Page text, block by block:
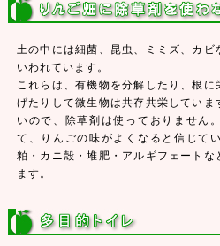
土の中には細菌、昆虫、ミミズ、カビ
いわれています。
これらは、有機物を分解したり、根
げたりして微生物は共存共栄してい
いので、除草剤は使っておりません
て、りんごの味がよくなると信じて
粕・カニ殻・堆肥・アルギフェート
ます。